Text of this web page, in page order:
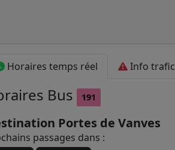
Horaires temps réel Info trafic
Bus 191
Portes de Vanves
passages dans :